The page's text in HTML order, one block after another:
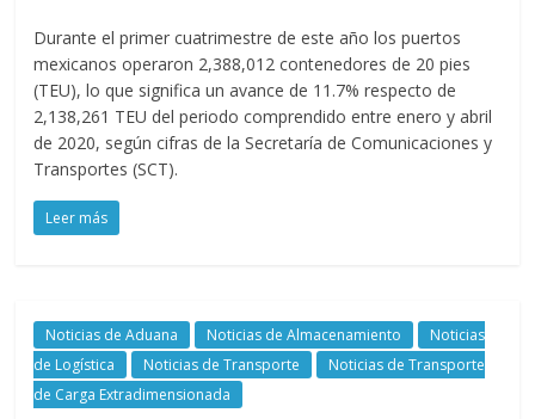
o
r
t
e
e
Durante el primer cuatrimestre de este año los puertos
mexicanos operaron 2,388,012 contenedores de 20 pies
(TEU), lo que significa un avance de 11.7% respecto de
2,138,261 TEU del periodo comprendido entre enero y abril
de 2020, según cifras de la Secretaría de Comunicaciones y
Transportes (SCT).
Leer más
Noticias de Aduana Noticias de Almacenamiento
Noticias
de Logística
Noticias de Transporte
Noticias de Transporte
de Carga Extradimensionada